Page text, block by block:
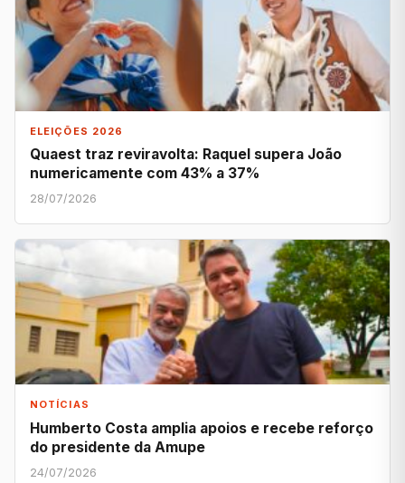
ELEIÇÕES 2026
Quaest traz reviravolta: Raquel supera João
numericamente com 43% a 37%
28/07/2026
NOTÍCIAS
Humberto Costa amplia apoios e recebe reforço
do presidente da Amupe
24/07/2026